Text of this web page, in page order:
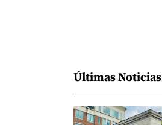
Últimas Noticias